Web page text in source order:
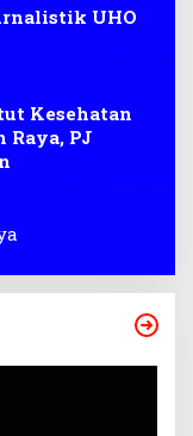
UHO
Kesehatan
Raya, PJ